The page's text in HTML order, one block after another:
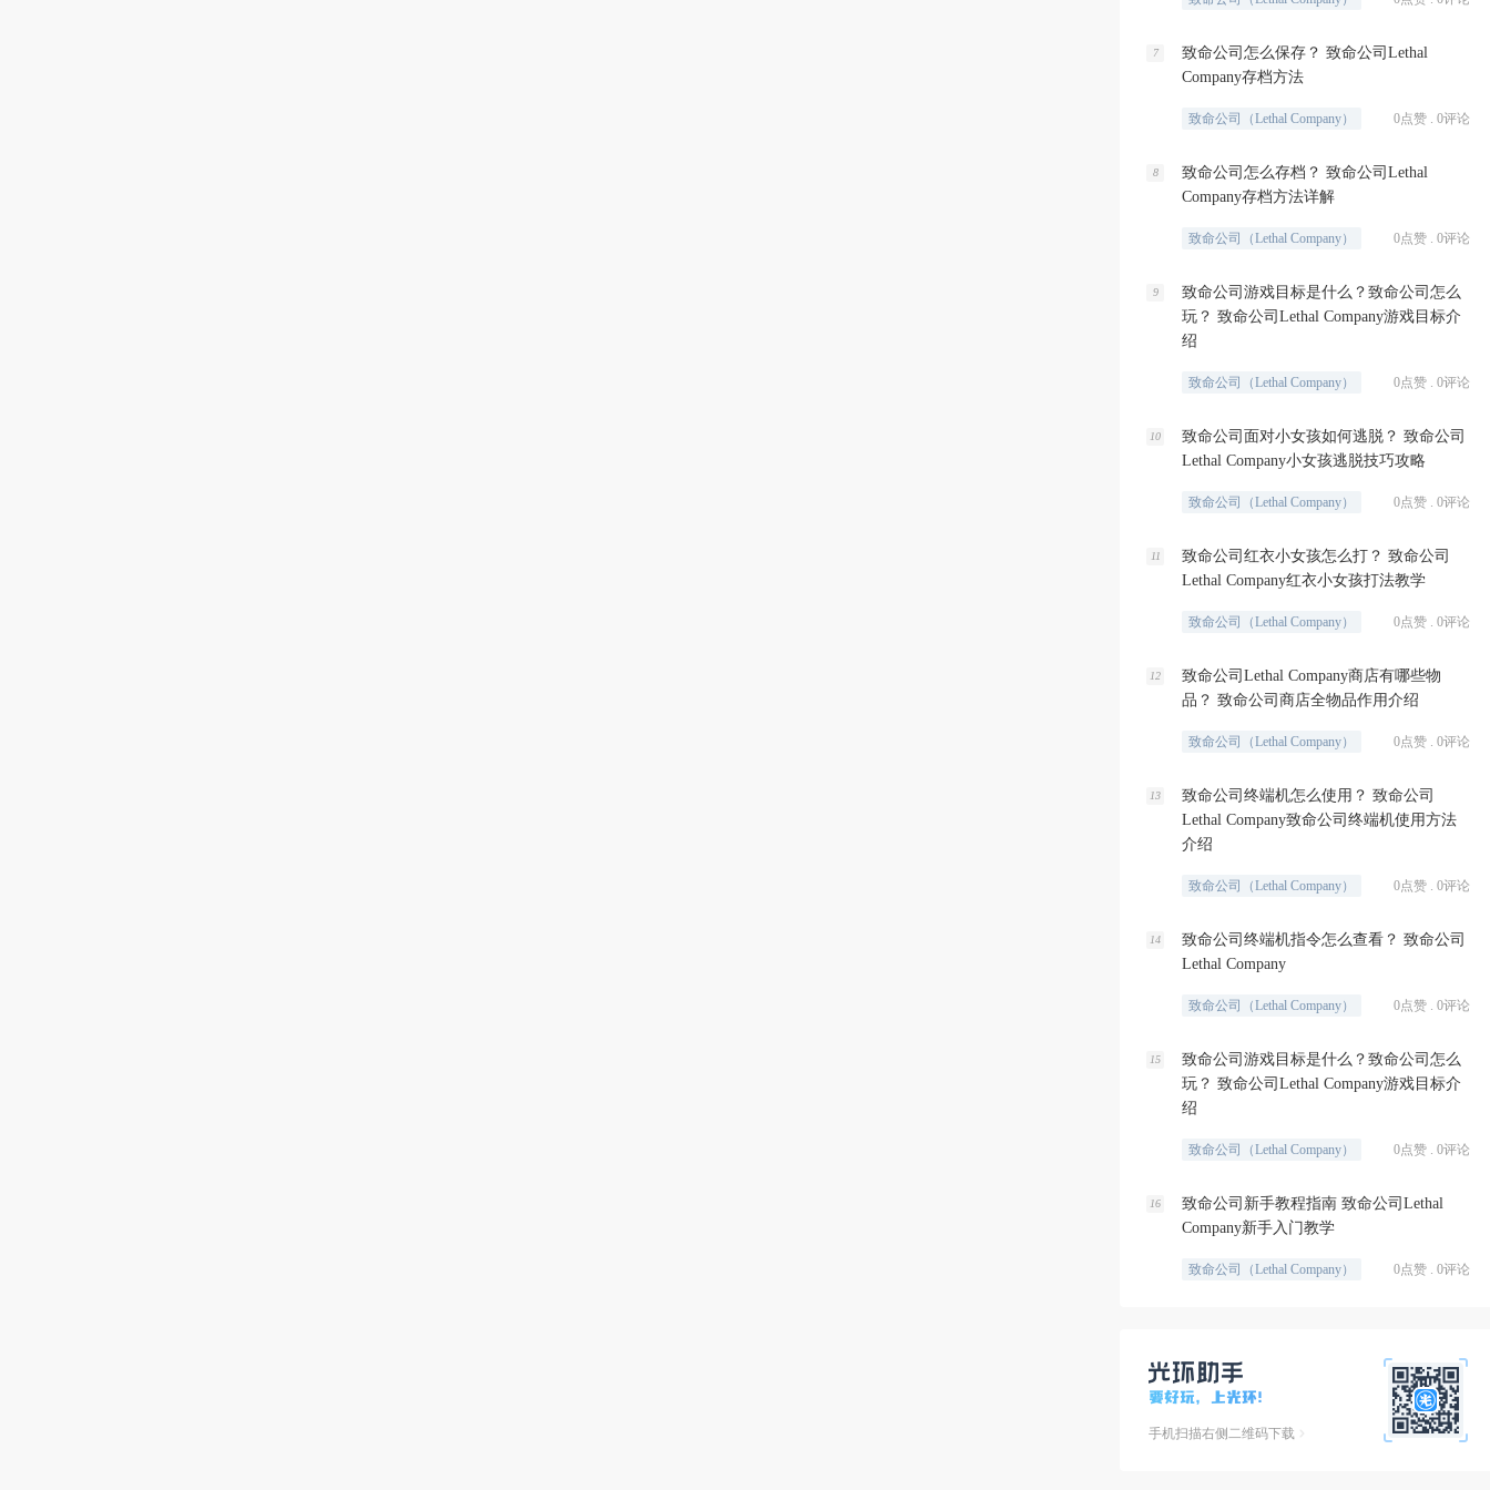
7
致命公司怎么保存？ 致命公司Lethal
Company存档方法
致命公司（Lethal Company） 0点赞 . 0评论
8
致命公司怎么存档？ 致命公司Lethal
Company存档方法详解
致命公司（Lethal Company） 0点赞 . 0评论
9
致命公司游戏目标是什么？致命公司怎么
玩？ 致命公司Lethal Company游戏目标介
绍
致命公司（Lethal Company） 0点赞 . 0评论
10
致命公司面对小女孩如何逃脱？ 致命公司
Lethal Company小女孩逃脱技巧攻略
致命公司（Lethal Company） 0点赞 . 0评论
11
致命公司红衣小女孩怎么打？ 致命公司
Lethal Company红衣小女孩打法教学
致命公司（Lethal Company） 0点赞 . 0评论
12
致命公司Lethal Company商店有哪些物
品？ 致命公司商店全物品作用介绍
致命公司（Lethal Company） 0点赞 . 0评论
13
致命公司终端机怎么使用？ 致命公司
Lethal Company致命公司终端机使用方法
介绍
致命公司（Lethal Company） 0点赞 . 0评论
14
致命公司终端机指令怎么查看？ 致命公司
Lethal Company
致命公司（Lethal Company） 0点赞 . 0评论
15
致命公司游戏目标是什么？致命公司怎么
玩？ 致命公司Lethal Company游戏目标介
绍
致命公司（Lethal Company） 0点赞 . 0评论
16
致命公司新手教程指南 致命公司Lethal
Company新手入门教学
致命公司（Lethal Company） 0点赞 . 0评论
手机扫描右侧二维码下载